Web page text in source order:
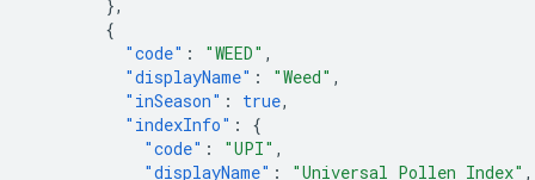
},
{
"code" : "WEED" ,
"displayName" : "Weed" ,
"inSeason" : true,
"indexInfo" :
{
"code" : "UPI" ,
"displayName" : "Universal Pollen Index" ,